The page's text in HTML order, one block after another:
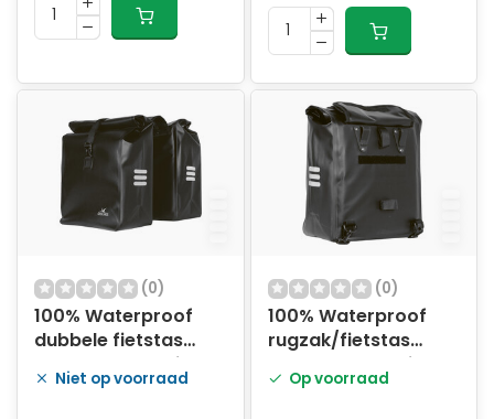
(0)
100% Waterproof
dubbele fietstas
Greenlands 46 liter
31 x 50 x 15 cm (x2) -
Niet op voorraad
(0)
100% Waterproof
rugzak/fietstas
Greenlands 23 liter
31 x 50 x 15 cm -
Op voorraad